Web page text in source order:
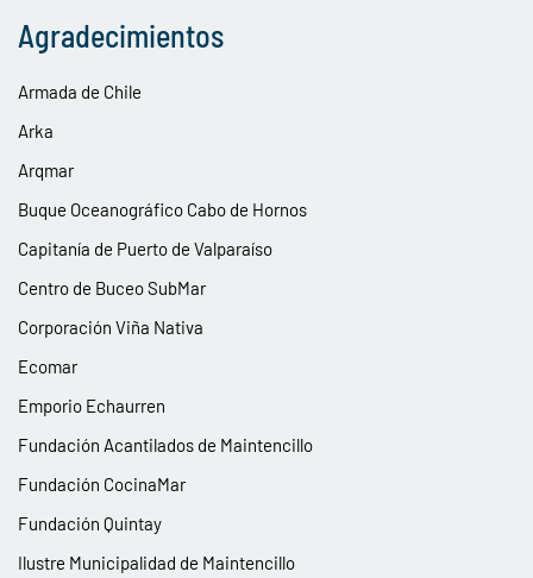
Agradecimientos
Armada de Chile
Arka
Arqmar
Buque Oceanográfico Cabo de Hornos
Capitanía de Puerto de Valparaíso
Centro de Buceo SubMar
Corporación Viña Nativa
Ecomar
Emporio Echaurren
Fundación Acantilados de Maintencillo
Fundación CocinaMar
Fundación Quintay
Ilustre Municipalidad de Maintencillo